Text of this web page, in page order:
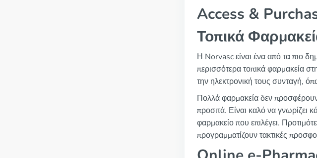
Access &
Τοπικά
Η Norvasc είναι ένα από τα πιο
περισσότερα τοπικά φαρμακεία
την ηλεκτρονική τους συνταγή,
Πολλά φαρμακεία δεν
προσιτά. Είναι καλό να γνωρίζει
φαρμακείο που επιλέγει.
προγραμματίζουν τακτικές